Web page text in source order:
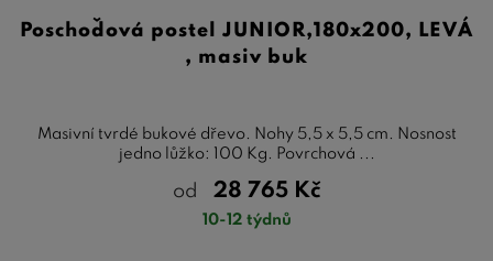
Poschoďová postel JUNIOR,180x200, LEVÁ
, masiv buk
Masivní tvrdé bukové dřevo. Nohy 5,5 x 5,5 cm. Nosnost
jedno lůžko: 100 Kg. Povrchová ...
od 28 765 Kč
10-12 týdnů